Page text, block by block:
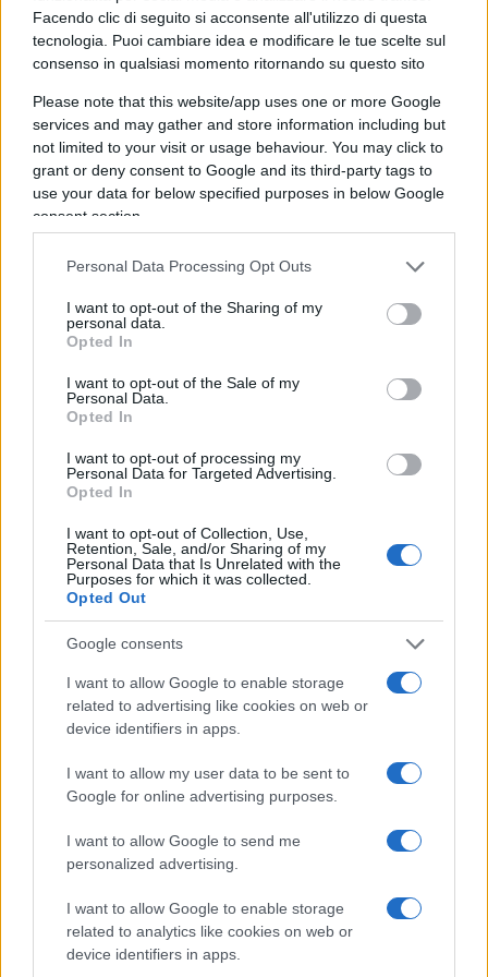
Facendo clic di seguito si acconsente all'utilizzo di questa
tecnologia. Puoi cambiare idea e modificare le tue scelte sul
consenso in qualsiasi momento ritornando su questo sito
Please note that this website/app uses one or more Google
services and may gather and store information including but
not limited to your visit or usage behaviour. You may click to
grant or deny consent to Google and its third-party tags to
use your data for below specified purposes in below Google
consent section.
Personal Data Processing Opt Outs
I want to opt-out of the Sharing of my
personal data.
Opted In
I want to opt-out of the Sale of my
Personal Data.
Opted In
I want to opt-out of processing my
Personal Data for Targeted Advertising.
Opted In
I want to opt-out of Collection, Use,
Retention, Sale, and/or Sharing of my
Personal Data that Is Unrelated with the
Purposes for which it was collected.
Opted Out
Google consents
I want to allow Google to enable storage
related to advertising like cookies on web or
device identifiers in apps.
I want to allow my user data to be sent to
Google for online advertising purposes.
I want to allow Google to send me
personalized advertising.
I want to allow Google to enable storage
related to analytics like cookies on web or
device identifiers in apps.
Cosa è successo?
La produttività è stata insufficiente. Non è stata in grado
di rispondere alla domanda altissima che arrivava dal
mercato. Così hanno cominciato a far salire i prezzi dei
proddotti ed è stato l’abbrivio per la crescita
dell’inflazione.
Bastano pochi numeri per raccontare il fenomeno:
1) I tempi dd’attesa delle navi nei porti di massimo
smistamento al mondo;
2) il costo del noleggio dei conteiners con cui vvengono
Nel caso 1) siamo passati dalla media di un giorno
d’attesa a ben 20-30 giorni. Nel caso 2) da costi di
Ecco perchè i prezzi sono saliti.
staordinaria dfi energia che ha fattto impennare
vertiginosamente il prezzo di gas, soprattutto, e
Il resto lo ha fatto la guerra che, al di là del dramma
umano, impatta un territorio tra i più strategici del
mondo per quanto riguarda le materie prime
soprattutto, come detto, quelle energetiche che già
soffrivano di scarsità di offerta nei confronti della
domanda.
E l’inflazione ha preso a correre sempre più
velocemente riportandoci in un Mondo che pensavamo
Ed invece ci troviamo in un contesto come mai abbiamo
visto in passato.
Inflazione al 7%, tassi ufficiali a zero praticamente. In
queste condizioni è come se i nostri patrimoni, se li
visitati ogni giorno da un topolino che se ne porta via un